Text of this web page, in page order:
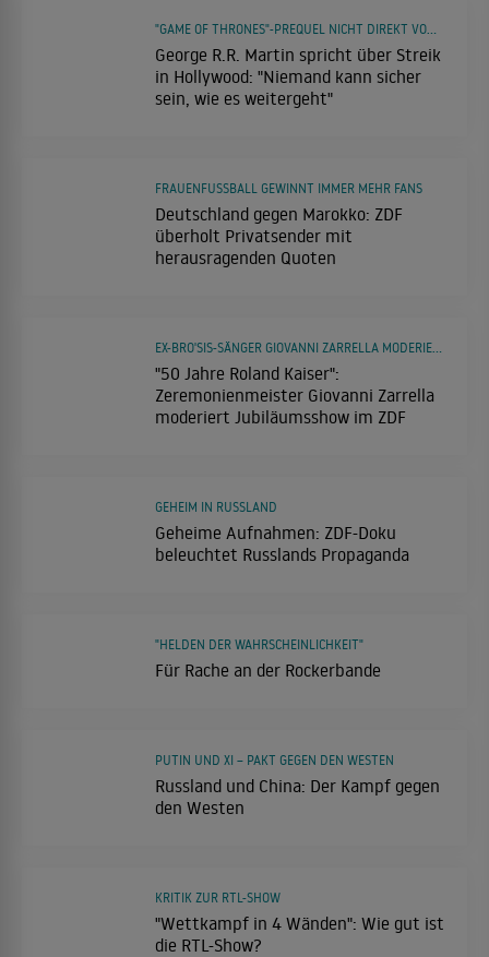
George R.R. Martin spricht über Streik
in Hollywood: "Niemand kann sicher
sein, wie es weitergeht"
Deutschland gegen Marokko: ZDF
überholt Privatsender mit
herausragenden Quoten
FRAUENFUSSBALL GEWINNT IMMER MEHR FANS
"50 Jahre Roland Kaiser":
Zeremonienmeister Giovanni Zarrella
moderiert Jubiläumsshow im ZDF
Geheime Aufnahmen: ZDF-Doku
beleuchtet Russlands Propaganda
GEHEIM IN RUSSLAND
Für Rache an der Rockerbande
"HELDEN DER WAHRSCHEINLICHKEIT"
Russland und China: Der Kampf gegen
den Westen
PUTIN UND XI – PAKT GEGEN DEN WESTEN
"Wettkampf in 4 Wänden": Wie gut ist
die RTL-Show?
KRITIK ZUR RTL-SHOW